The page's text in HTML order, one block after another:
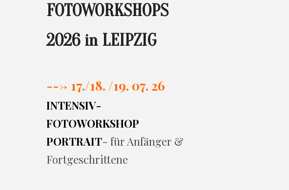
FOTOWORKSHOPS
2026 in LEIPZIG
---> 17./18. /19. 07. 26
INTENSIV-
FOTOWORKSHOP
PORTRAIT- für Anfänger &
Fortgeschrittene